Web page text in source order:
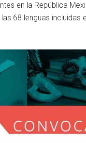
en la República
68 lenguas incluidas